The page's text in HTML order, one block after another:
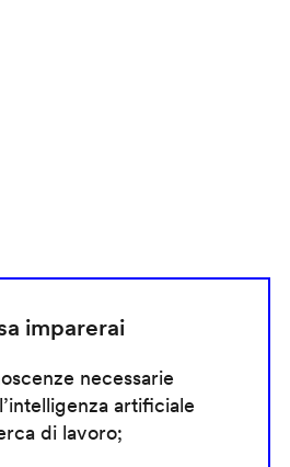
imparerai
necessarie
artificiale
di lavoro;